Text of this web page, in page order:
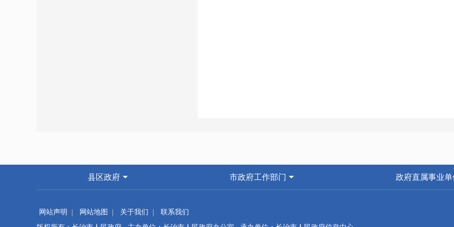
县区政府 市政府工作部门 政府直属事业单
网站声明 网站地图 关于我们
联系我们